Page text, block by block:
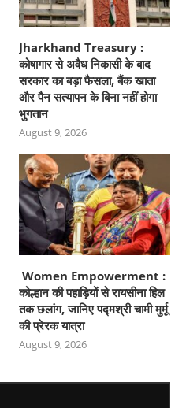
Jharkhand Treasury :
कोषागार से अवैध निकासी के बाद
सरकार का बड़ा फैसला, बैंक खाता
और पैन सत्यापन के बिना नहीं होगा
भुगतान
August 9, 2026
Women Empowerment :
कोल्हान की पहाड़ियों से रायसीना हिल
तक छलांग, जानिए पद्मश्री चामी मुर्मू
की प्रेरक यात्रा
August 9, 2026